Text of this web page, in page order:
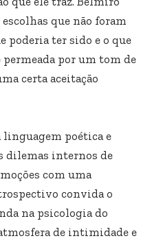
escolhas que não foram
poderia ter sido e o que
permeada por um tom de
certa aceitação
poética e
dilemas internos de
com uma
convida o
na psicologia do
de intimidade e